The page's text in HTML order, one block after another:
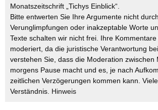
Monatszeitschrift „Tichys Einblick“.
Bitte entwerten Sie Ihre Argumente nicht
Verunglimpfungen oder inakzeptable Worte
Texte schalten wir nicht frei. Ihre Kommentare
moderiert, da die juristische Verantwortung
verstehen Sie, dass die Moderation zwischen
morgens Pause macht und es, je nach
zeitlichen Verzögerungen kommen kann.
Verständnis. Hinweis